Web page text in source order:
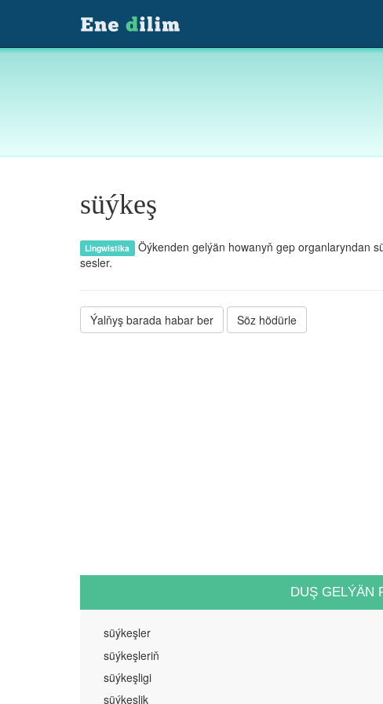
süýkeş
Lingwistika Öýkenden gelýän howanyň gep organlaryndan
sesler.
Ýalňyş barada habar ber Söz hödürle
DUŞ GELÝÄN
süýkeşler
süýkeşleriň
süýkeşligi
süýkeşlik